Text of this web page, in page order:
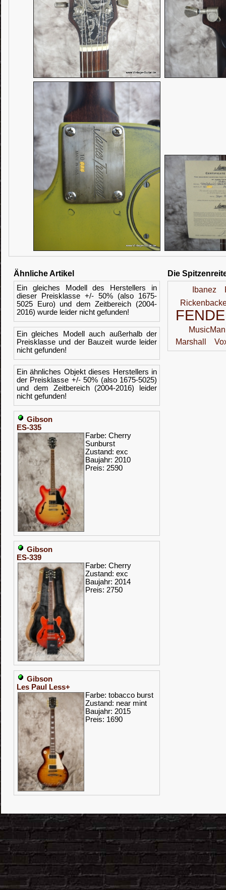
Ähnliche Artikel
Ein gleiches Modell des Herstellers in
dieser Preisklasse +/- 50% (also 1675-
5025 Euro) und dem Zeitbereich (2004-
2016) wurde leider nicht gefunden!
Ein gleiches Modell auch außerhalb der
Preisklasse und der Bauzeit wurde leider
nicht gefunden!
Ein ähnliches Objekt dieses Herstellers in
der Preisklasse +/- 50% (also 1675-5025)
und dem Zeitbereich (2004-2016) leider
nicht gefunden!
Gibson
ES-335
Farbe: Cherry
Sunburst
Zustand: exc
Baujahr: 2010
Preis: 2590
Gibson
ES-339
Farbe: Cherry
Zustand: exc
Baujahr: 2014
Preis: 2750
Gibson
Les Paul Less+
Farbe: tobacco burst
Zustand: near mint
Baujahr: 2015
Preis: 1690
Die
Ibanez
MusicMan
Marshall